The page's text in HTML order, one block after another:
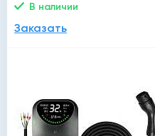
В наличии
Заказать